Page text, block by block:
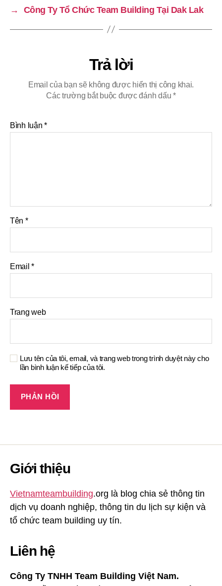
→
Công Ty Tổ Chức Team Building Tại Dak Lak
Trả lời
Email của bạn sẽ không được hiển thị công khai.
Các trường bắt buộc được đánh dấu*
Bình luận*
Tên *
Email*
Trang web
Lưu tên của tôi, email, và trang web trong trình duyệt này cho
lần bình luận kế tiếp của tôi.
Giới thiệu
Vietnamteambuilding.org là blog chia sẻ thông tin
dịch vụ doanh nghiệp, thông tin du lịch sự kiện và
tổ chức team building uy tín.
Liên hệ
Công Ty TNHH Team Building Việt Nam.